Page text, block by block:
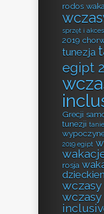
rodos
sprzęt i
2019
tunezja
egipt
Grecji
tunezji
2019 egipt
rosja
wczasy